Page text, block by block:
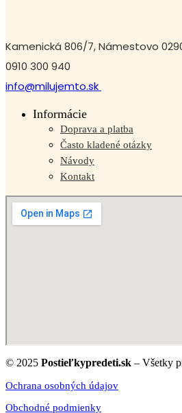
Kamenická 806/7, Námestovo
0910 300 940
info@milujemto.sk
Informácie
Doprava a platba
Často kladené otázky
Návody
Kontakt
© 2025 Postieľkypredeti.sk – Všetky
Ochrana osobných údajov
Obchodné podmienky